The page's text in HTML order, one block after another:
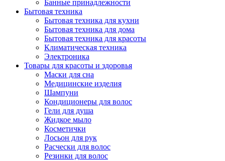
Банные принадлежности
Бытовая техника
Бытовая техника для кухни
Бытовая техника для дома
Бытовая техника для красоты
Климатическая техника
Электроника
Товары для красоты и здоровья
Маски для сна
Медицинские изделия
Шампуни
Кондиционеры для волос
Гели для душа
Жидкое мыло
Косметички
Лосьон для рук
Расчески для волос
Резинки для волос